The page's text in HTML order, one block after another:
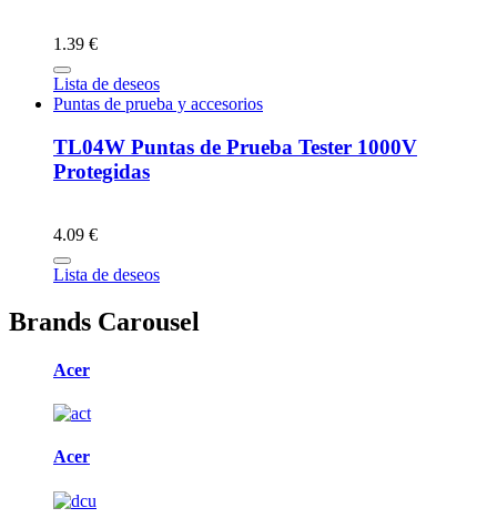
1.39 €
Lista de deseos
Puntas de prueba y accesorios
TL04W Puntas de Prueba Tester 1000V
Protegidas
4.09 €
Lista de deseos
Brands Carousel
Acer
Acer